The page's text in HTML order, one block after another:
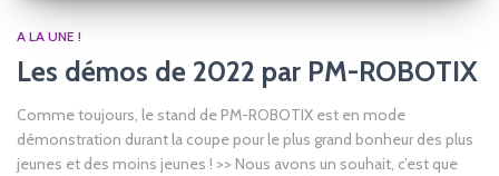
A LA UNE !
Les démos de 2022 par PM-ROBOTIX
Comme toujours, le stand de PM-ROBOTIX est en mode
démonstration durant la coupe pour le plus grand bonheur des plus
jeunes et des moins jeunes ! >> Nous avons un souhait, c’est que